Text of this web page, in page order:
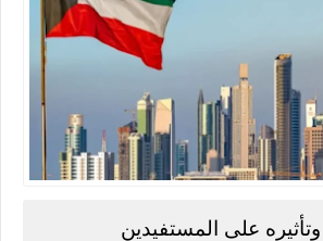
على المستفيدين